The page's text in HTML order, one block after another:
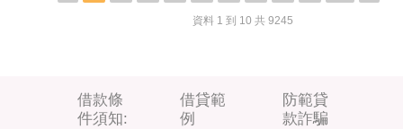
資料 1 到 10 共 9245
借款條
件須知:
借貸範
例
防範貸
款詐騙